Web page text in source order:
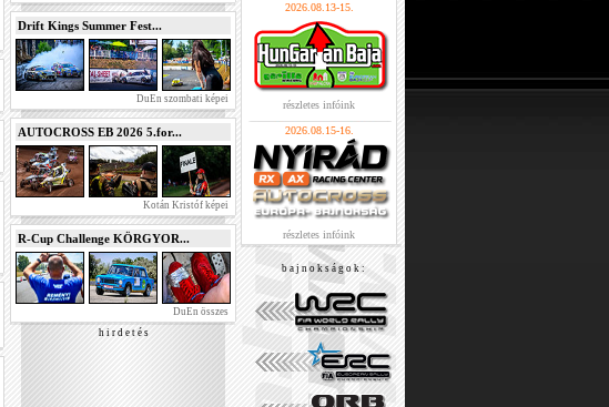
Drift Kings Summer Fest...
DuEn szombati képei
AUTOCROSS EB 2026 5.for...
Kotán Kristóf képei
R-Cup Challenge KÖRGYOR...
DuEn összes
h i r d e t é s
2026.08.13-15.
részletes infóink
2026.08.15-16.
részletes infóink
b a j n o k s á g o k :